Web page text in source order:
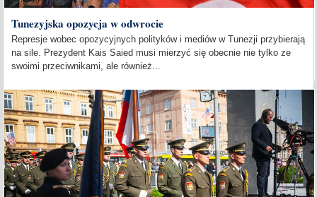
Tunezyjska opozycja w odwrocie
Represje wobec opozycyjnych polityków i mediów w Tunezji przybierają
na sile. Prezydent Kais Saied musi mierzyć się obecnie nie tylko ze
swoimi przeciwnikami, ale również...